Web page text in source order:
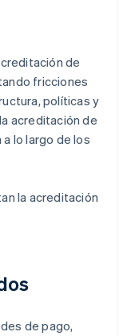
de
fricciones
políticas y
acreditación de
lo largo de los
la acreditación
de pago,